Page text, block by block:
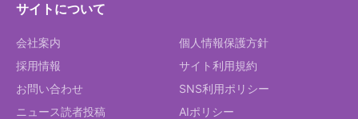
サイトについて
会社案内
採用情報
お問い合わせ
ニュース読者投稿
個人情報保護方針
サイト利用規約
SNS利用ポリシー
AIポリシー